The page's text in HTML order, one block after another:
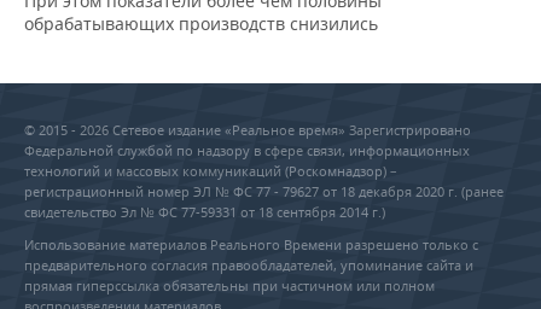
обрабатывающих производств снизились
© 2015 - 2026 Сетевое издание «Реальное время» Зарегистрировано
Федеральной службой по надзору в сфере связи, информационных
технологий и массовых коммуникаций (Роскомнадзор) –
регистрационный номер ЭЛ № ФС 77 - 79627 от 18 декабря 2020 г. (ранее
свидетельство Эл № ФС 77-59331 от 18 сентября 2014 г.)
Использование материалов Реального Времени разрешено только с
предварительного согласия правообладателей, упоминание сайта и
прямая гиперссылка обязательны при частичном или полном